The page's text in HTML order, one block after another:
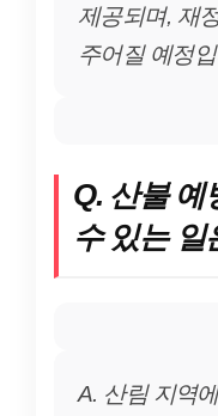
제공되며, 재
주어질 예정
Q. 산불 예
수 있는 일
A. 산림 지역